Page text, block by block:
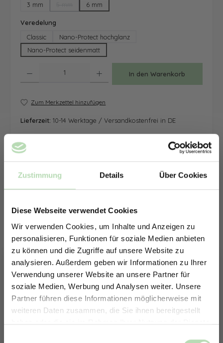
Zustimmung Details Über Cookies
Diese Webseite verwendet Cookies
Wir verwenden Cookies, um Inhalte und Anzeigen zu
personalisieren, Funktionen für soziale Medien anbieten
zu können und die Zugriffe auf unsere Website zu
analysieren. Außerdem geben wir Informationen zu Ihrer
Verwendung unserer Website an unsere Partner für
soziale Medien, Werbung und Analysen weiter. Unsere
Partner führen diese Informationen möglicherweise mit
weiteren Daten zusammen, die Sie ihnen bereitgestellt
haben oder die sie im Rahmen Ihrer Nutzung der Dienste
3 mm
(Diese Option ist zurzeit nicht verfügbar.)
6 mm
Veredelung
Classic
Nano-Protect hochglanz
Nano-Protect seidenmatt
In den Warenkorb
Zum Merkzettel hinzufügen
Lieferzeit: 10-14 Werktage / Versandkostenfrei in DE
ERHALTE 5% RABATT AUF
DEINE RÜCKWÄNDE